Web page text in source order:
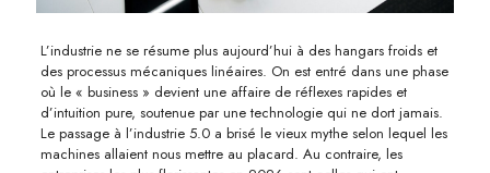
L’industrie ne se résume plus aujourd’hui à des hangars froids et
des processus mécaniques linéaires. On est entré dans une phase
où le « business » devient une affaire de réflexes rapides et
d’intuition pure, soutenue par une technologie qui ne dort jamais.
Le passage à l’industrie 5.0 a brisé le vieux mythe selon lequel les
machines allaient nous mettre au placard. Au contraire, les